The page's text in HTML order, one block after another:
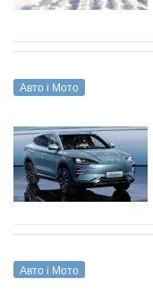
Авто і Мото
Авто і Мото